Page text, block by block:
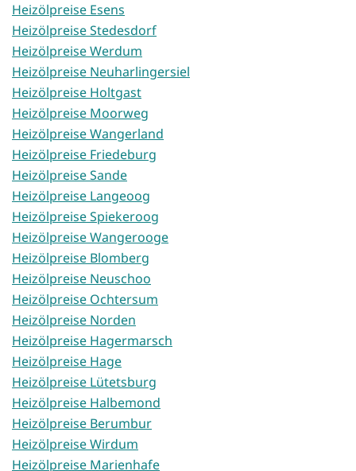
Heizölpreise Esens
Heizölpreise Stedesdorf
Heizölpreise Werdum
Heizölpreise Neuharlingersiel
Heizölpreise Holtgast
Heizölpreise Moorweg
Heizölpreise Wangerland
Heizölpreise Friedeburg
Heizölpreise Sande
Heizölpreise Langeoog
Heizölpreise Spiekeroog
Heizölpreise Wangerooge
Heizölpreise Blomberg
Heizölpreise Neuschoo
Heizölpreise Ochtersum
Heizölpreise Norden
Heizölpreise Hagermarsch
Heizölpreise Hage
Heizölpreise Lütetsburg
Heizölpreise Halbemond
Heizölpreise Berumbur
Heizölpreise Wirdum
Heizölpreise Marienhafe